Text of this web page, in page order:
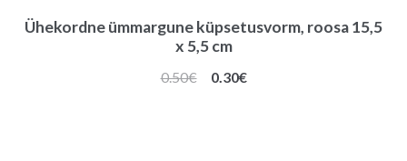
Ühekordne ümmargune küpsetusvorm, roosa 15,5
x 5,5 cm
0.50€
Algne
0.30€Praegune